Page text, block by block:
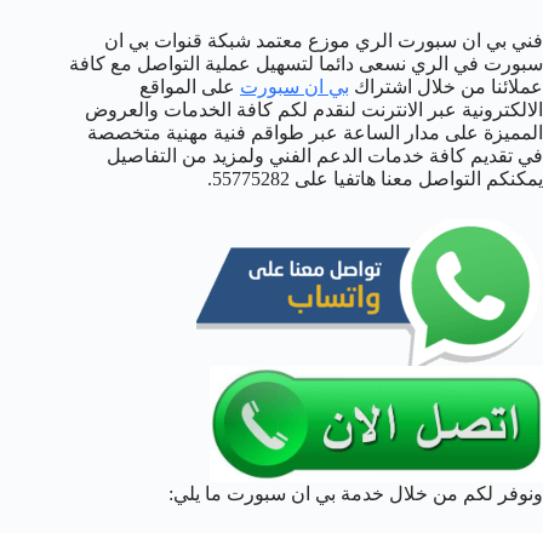
فني بي ان سبورت الري موزع معتمد شبكة قنوات بي ان
سبورت في الري نسعى دائما لتسهيل عملية التواصل مع كافة
عملائنا من خلال اشتراك بي ان سبورت على المواقع
الالكترونية عبر الانترنت لنقدم لكم كافة الخدمات والعروض
المميزة على مدار الساعة عبر طواقم فنية مهنية متخصصة
في تقديم كافة خدمات الدعم الفني ولمزيد من التفاصيل
يمكنكم التواصل معنا هاتفيا على 55775282.
ونوفر لكم من خلال خدمة بي ان سبورت ما يلي: